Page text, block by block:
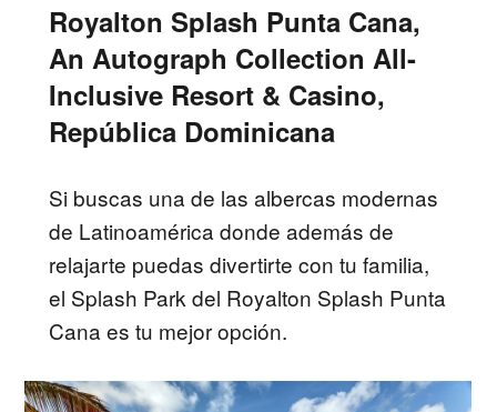
Royalton Splash Punta Cana,
An Autograph Collection All-
Inclusive Resort & Casino,
República Dominicana
Si buscas una de las albercas modernas
de Latinoamérica donde además de
relajarte puedas divertirte con tu familia,
el Splash Park del Royalton Splash Punta
Cana es tu mejor opción.